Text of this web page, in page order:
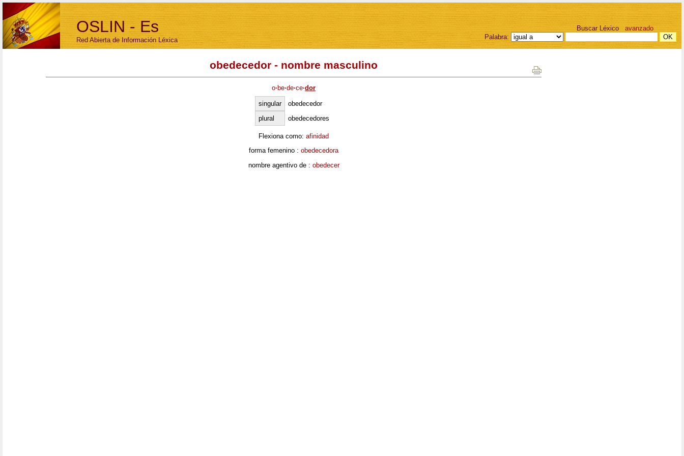
OSLIN - Es
Red Abierta de Información Léxica
Buscar Léxico avanzado
Palabra:
obedecedor - nombre masculino
o· be·de·ce·dor
singular
obedecedor
plural
obedecedores
Flexiona como: afinidad
forma femenino : obedecedora
nombre agentivo de : obedecer